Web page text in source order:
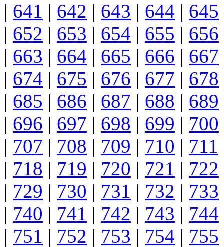
| 641 | 642 | 643 | 644 | 645
| 652 | 653 | 654 | 655 | 656
| 663 | 664 | 665 | 666 | 667
| 674 | 675 | 676 | 677 | 678
| 685 | 686 | 687 | 688 | 689
| 696 | 697 | 698 | 699 | 700
| 707 | 708 | 709 | 710 | 711
| 718 | 719 | 720 | 721 | 722
| 729 | 730 | 731 | 732 | 733
| 740 | 741 | 742 | 743 | 744
| 751 | 752 | 753 | 754 | 755